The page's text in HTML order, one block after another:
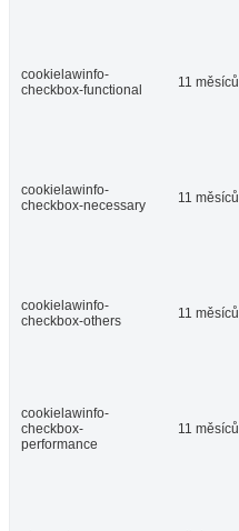
cookielawinfo-
checkbox-functional
11 měsíců
cookielawinfo-
checkbox-necessary
11 měsíců
cookielawinfo-
checkbox-others
11 měsíců
cookielawinfo-
checkbox-
performance
11 měsíců